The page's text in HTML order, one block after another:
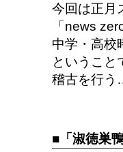
今回は正月
「news
中学・高校
ということ
稽古を行
■「淑徳巣